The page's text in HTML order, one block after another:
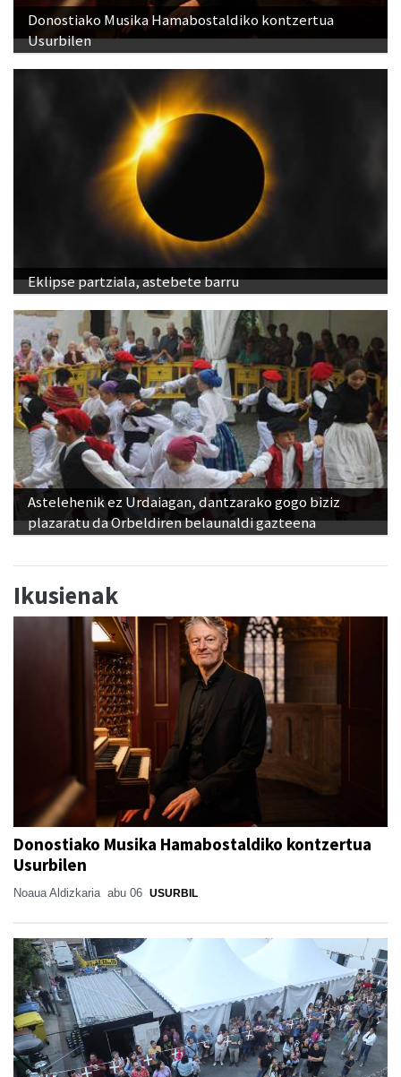
Donostiako Musika Hamabostaldiko kontzertua
Usurbilen
Eklipse partziala, astebete barru
Astelehenik ez Urdaiagan, dantzarako gogo biziz
plazaratu da Orbeldiren belaunaldi gazteena
Ikusienak
Donostiako Musika Hamabostaldiko kontzertua
Usurbilen
Noaua Aldizkaria abu 06 USURBIL